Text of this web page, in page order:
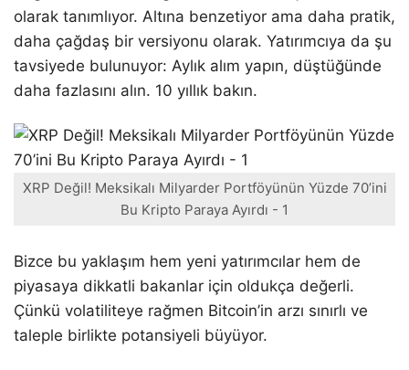
olarak tanımlıyor. Altına benzetiyor ama daha pratik,
daha çağdaş bir versiyonu olarak. Yatırımcıya da şu
tavsiyede bulunuyor: Aylık alım yapın, düştüğünde
daha fazlasını alın. 10 yıllık bakın.
XRP Değil! Meksikalı Milyarder Portföyünün Yüzde 70’ini
Bu Kripto Paraya Ayırdı - 1
Bizce bu yaklaşım hem yeni yatırımcılar hem de
piyasaya dikkatli bakanlar için oldukça değerli.
Çünkü volatiliteye rağmen Bitcoin’in arzı sınırlı ve
taleple birlikte potansiyeli büyüyor.